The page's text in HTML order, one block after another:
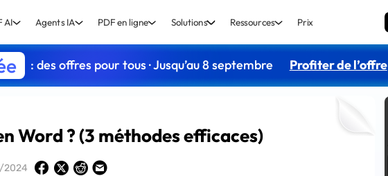
AI Agents IA PDF en ligne Solutions Ressources Prix
: des offres pour tous · Jusqu’au 8 septembre Profiter de l’offre
Word ? (3 méthodes efficaces)
2024